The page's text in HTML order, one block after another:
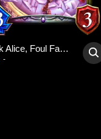
Dark Alice, Foul Fairytale
-